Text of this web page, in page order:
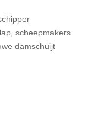
scheepmakers
damschuijt